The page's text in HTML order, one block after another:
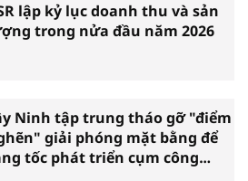
lập kỷ lục doanh thu và sản
trong nửa đầu năm 2026
Ninh tập trung tháo gỡ "điểm
giải phóng mặt bằng để
tốc phát triển cụm công